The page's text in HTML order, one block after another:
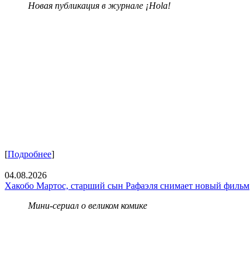
Новая публикация в журнале ¡Hola!
[Подробнее]
04.08.2026
Хакобо Мартос, старший сын Рафаэля снимает новый фильм
Мини-сериал о великом комике